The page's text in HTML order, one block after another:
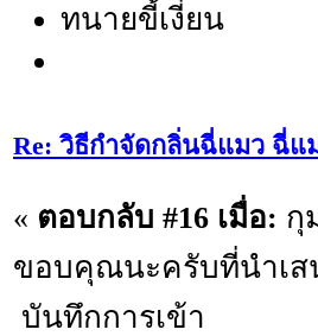
ทนายขี้เงี่ยน
Re: วิธีกำจัดกลิ่นฉี่แมว ฉี่แ
« ตอบกลับ #16 เมื่อ: กุ
ขอบคุณนะครับที่นำเส
บันทึกการเข้า